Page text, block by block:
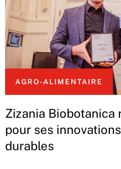
AGRO-ALIMENTAIRE
Zizania Biobotanica
pour ses
durables